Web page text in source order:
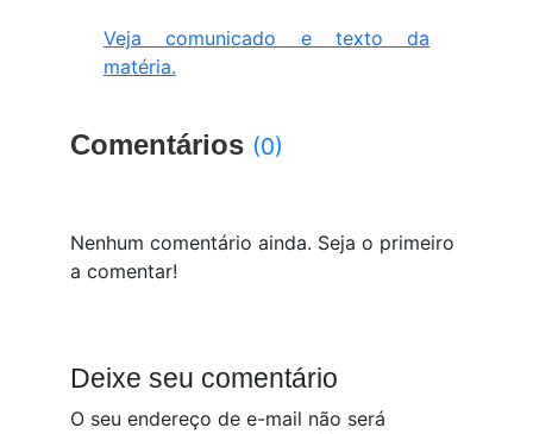
Veja comunicado e texto da
matéria.
Comentários (0)
Nenhum comentário ainda. Seja o primeiro
a comentar!
Deixe seu comentário
O seu endereço de e-mail não será